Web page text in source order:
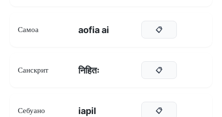
Самоа aofia ai 📋
Санскрит निहितः 📋
Себуано iapil 📋